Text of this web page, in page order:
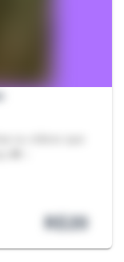
R$20